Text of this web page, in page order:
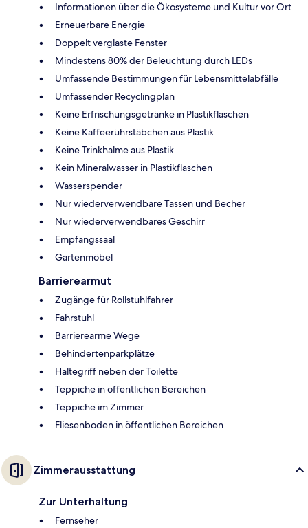
Informationen über die Ökosysteme und Kultur vor Ort
Erneuerbare Energie
Doppelt verglaste Fenster
Mindestens 80% der Beleuchtung durch LEDs
Umfassende Bestimmungen für Lebensmittelabfälle
Umfassender Recyclingplan
Keine Erfrischungsgetränke in Plastikflaschen
Keine Kaffeerührstäbchen aus Plastik
Keine Trinkhalme aus Plastik
Kein Mineralwasser in Plastikflaschen
Wasserspender
Nur wiederverwendbare Tassen und Becher
Nur wiederverwendbares Geschirr
Empfangssaal
Gartenmöbel
Barrierearmut
Zugänge für Rollstuhlfahrer
Fahrstuhl
Barrierearme Wege
Behindertenparkplätze
Haltegriff neben der Toilette
Teppiche in öffentlichen Bereichen
Teppiche im Zimmer
Fliesenboden in öffentlichen Bereichen
Zimmerausstattung
Zur Unterhaltung
Fernseher